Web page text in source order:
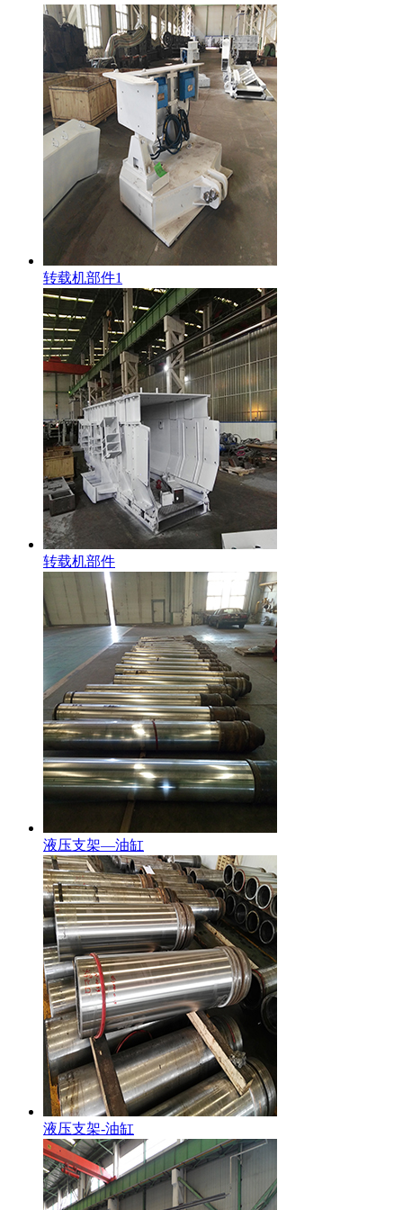
转载机部件1
转载机部件
液压支架—油缸
液压支架-油缸